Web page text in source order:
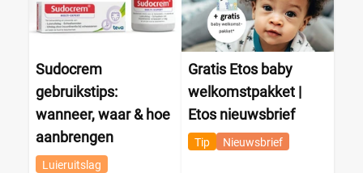
Sudocrem
gebruikstips:
wanneer, waar & hoe
aanbrengen
Luieruitslag
Gratis Etos baby
welkomstpakket |
Etos nieuwsbrief
Tip Nieuwsbrief